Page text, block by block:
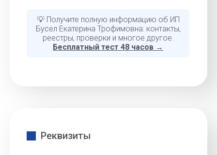
💡 Получите полную информацию об ИП
Бусел Екатерина Трофимовна: контакты,
реестры, проверки и многое другое.
Бесплатный тест 48 часов →
Реквизиты